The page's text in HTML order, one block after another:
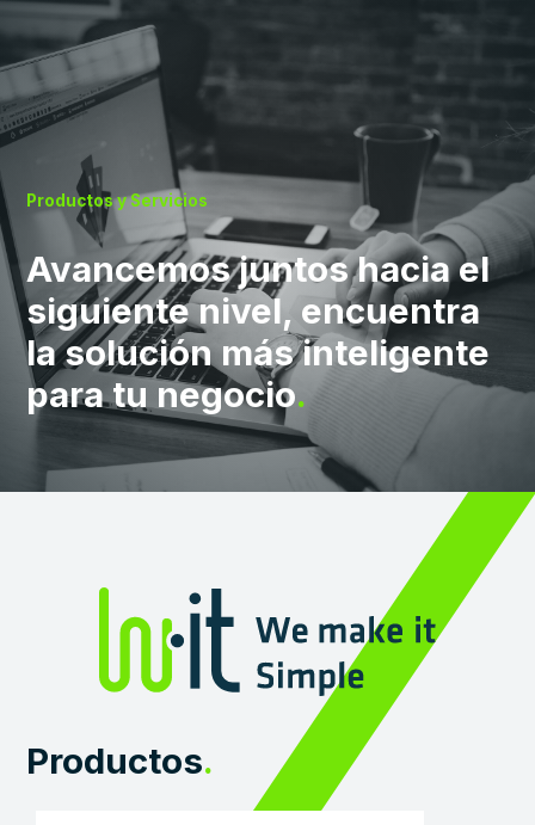
Productos y Servicios
Avancemos juntos hacia el
siguiente nivel, encuentra
la solución más inteligente
para tu negocio.
Productos.